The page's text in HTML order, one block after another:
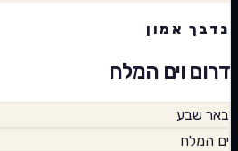
נדבך אמון
דרום וים המלח
באר שבע
ים המלח